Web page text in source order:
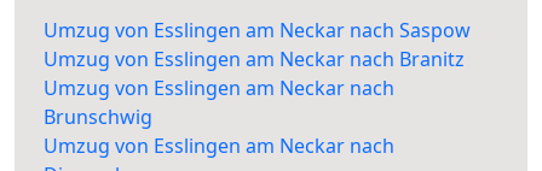
Umzug von Esslingen am Neckar nach Saspow
Umzug von Esslingen am Neckar nach Branitz
Umzug von Esslingen am Neckar nach
Brunschwig
Umzug von Esslingen am Neckar nach